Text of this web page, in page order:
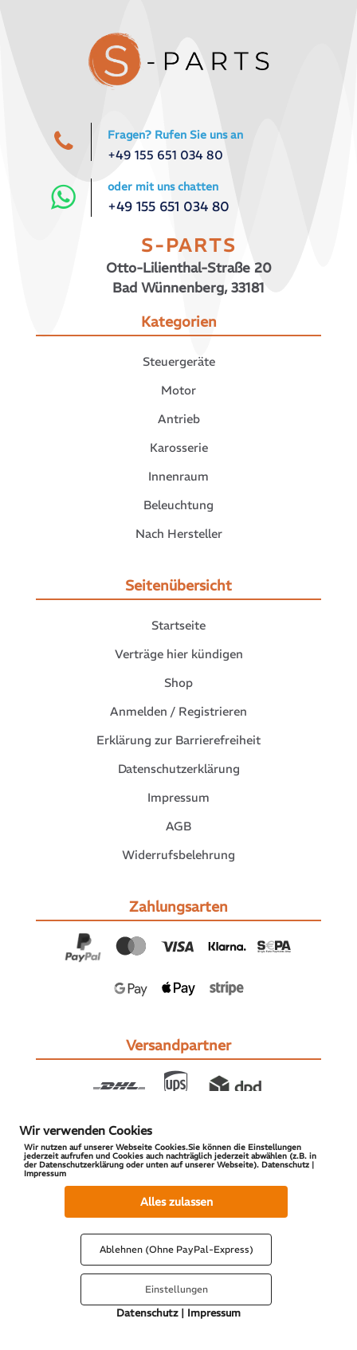
Fragen? Rufen Sie uns an
+49 155 651 034 80
oder mit uns chatten
+49 155 651 034 80
S-PARTS
Otto-Lilienthal-Straße 20
Bad Wünnenberg, 33181
Kategorien
Steuergeräte
Motor
Antrieb
Karosserie
Innenraum
Beleuchtung
Nach Hersteller
Seitenübersicht
Startseite
Verträge hier kündigen
Shop
Anmelden / Registrieren
Erklärung zur Barrierefreiheit
Datenschutzerklärung
Impressum
AGB
Widerrufsbelehrung
Zahlungsarten
Versandpartner
© 2026 S-PARTS | All Rights Reserved
Vertrag widerrufen
Wir verwenden Cookies
Wir nutzen auf unserer Webseite Cookies.Sie können die Einstellungen
jederzeit aufrufen und Cookies auch nachträglich jederzeit abwählen (z.B. in
der Datenschutzerklärung oder unten auf unserer Webseite). Datenschutz |
Impressum
Alles zulassen
Ablehnen (Ohne PayPal-Express)
Einstellungen
Datenschutz| Impressum